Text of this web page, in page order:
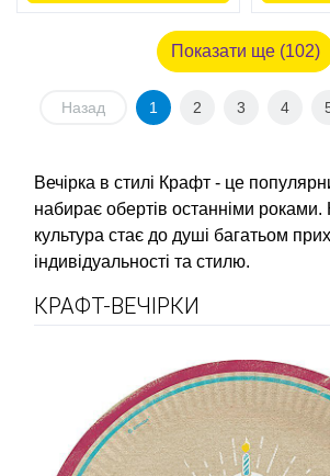
Показати ще (102)
Назад 1 2 3 4
Вечірка в стилі Крафт - це
набирає обертів останніми
культура стає до душі багатьом
індивідуальності та стилю.
КРАФТ-ВЕЧІРКИ